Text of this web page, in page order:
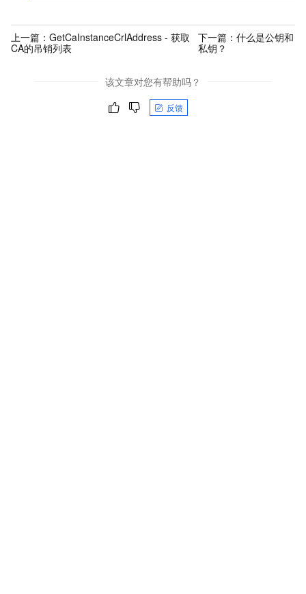
上一篇： GetCaInstanceCrlAddress - 获取
CA的吊销列表
下一篇： 什么是公钥和
私钥？
该文章对您有帮助吗？
反馈